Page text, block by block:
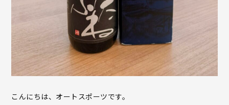
こんにちは、オートスポーツです。